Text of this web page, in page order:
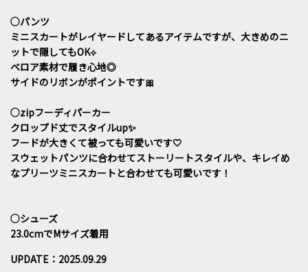
○パンツ
ミニスカートがレイヤードしてあるアイテムですが、大きめのニ
ットで隠してもOK⟡
ベロア素材で履き心地◎
サイドのリボンがポイントです🎀
○zipフーディパーカー
クロップド丈でスタイルup✨️
フードが大きくて被っても可愛いです︎🤍
スウェットパンツに合わせてストーリートスタイルや、キレイめ
なプリーツミニスカートと合わせても可愛いです！
○シューズ
23.0cmでMサイズ着用
UPDATE：2025.09.29